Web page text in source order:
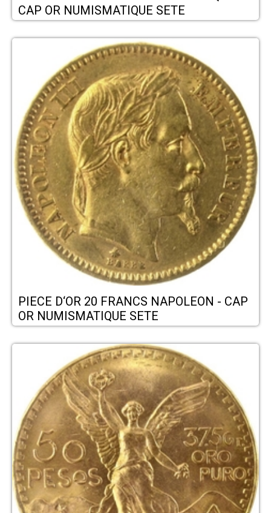
CAP OR NUMISMATIQUE SETE
PIECE D‘OR 20 FRANCS NAPOLEON - CAP
OR NUMISMATIQUE SETE